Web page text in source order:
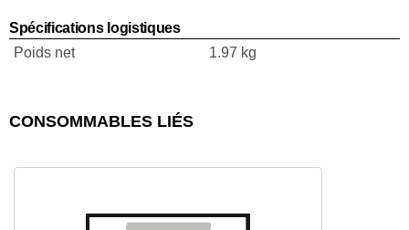
Spécifications logistiques
Poids net
1.97 kg
CONSOMMABLES LIÉS